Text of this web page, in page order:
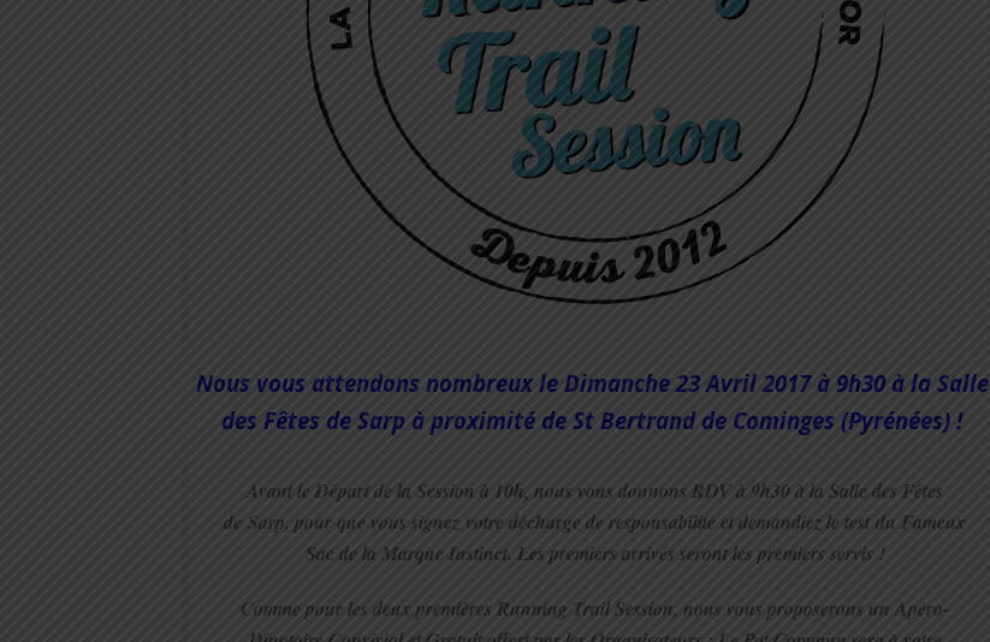
Nous vous attendons nombreux le Dimanche 23 Avril 2017 à 9h30 à la Salle
des Fêtes de Sarp à proximité de St Bertrand de Cominges (Pyrénées) !
Avant le Départ de la Session à 10h, nous vous donnons RDV à 9h30 à la Salle des Fêtes
de Sarp, pour que vous signez votre décharge de responsabilité et demandiez le test du Fameux
Sac de la Marque Instinct. Les premiers arrivés seront les premiers servis !
Comme pour les deux premières Running Trail Session, nous vous proposerons un Apéro-